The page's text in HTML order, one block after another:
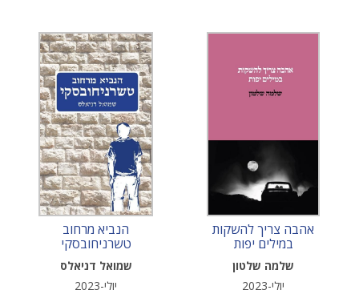
אהבה צריך להשקות
במילים יפות
שלמה שלטון
יולי-2023
הנביא מרחוב
טשרניחובסקי
שמואל דניאלס
יולי-2023